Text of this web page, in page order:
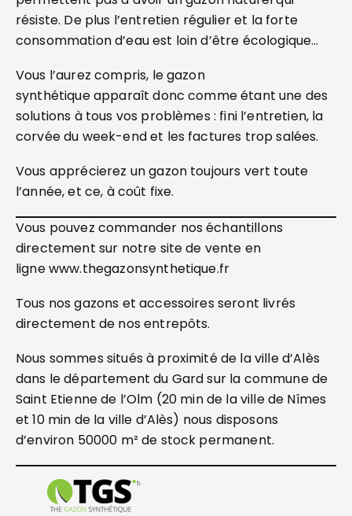
résiste. De plus l’entretien régulier et la forte
consommation d’eau est loin d’être écologique…
Vous l’aurez compris, le gazon
synthétique apparaît donc comme étant une des
solutions à tous vos problèmes : fini l’entretien, la
corvée du week-end et les factures trop salées.
Vous apprécierez un gazon toujours vert toute
l’année, et ce, à coût fixe.
Vous pouvez commander nos échantillons
directement sur notre site de vente en
ligne www.thegazonsynthetique.fr
Tous nos gazons et accessoires seront livrés
directement de nos entrepôts.
Nous sommes situés à proximité de la ville d’Alès
dans le département du Gard sur la commune de
Saint Etienne de l’Olm (20 min de la ville de Nîmes
et 10 min de la ville d’Alès) nous disposons
d’environ 50000 m² de stock permanent.